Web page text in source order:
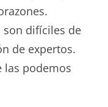
son difíciles de
de expertos.
las podemos